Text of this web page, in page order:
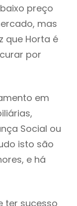
preço
mas
que Horta é
por
em
Social ou
isto são
e há
ter sucesso